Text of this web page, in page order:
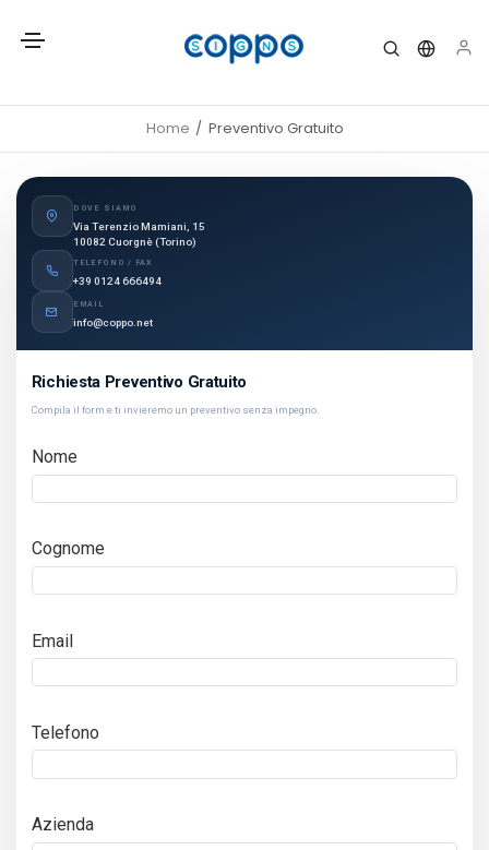
Home Preventivo Gratuito
DOVE SIAMO
Via Terenzio Mamiani, 15
10082 Cuorgnè (Torino)
TELEFONO / FAX
+39 0124 666494
EMAIL
info@coppo.net
Richiesta Preventivo Gratuito
Compila il form e ti invieremo un preventivo senza impegno.
Nome
Cognome
Email
Telefono
Azienda